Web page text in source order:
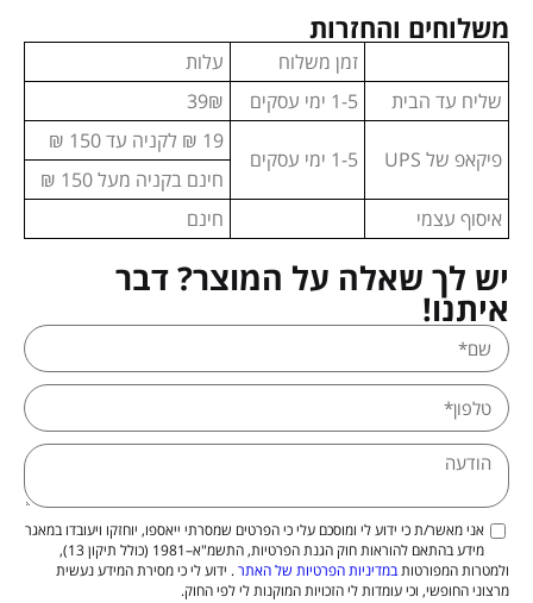
משלוחים והחזרות
זמן משלוח
עלות
שליח עד הבית
1-5 ימי עסקים 39₪
פיקאפ של UPS 1-5 ימי עסקים
19 ₪ לקניה עד 150 ₪
חינם בקניה מעל 150 ₪
איסוף עצמי
חינם
יש לך שאלה על המוצר? דבר
איתנו!
אני מאשר/ת כי ידוע לי ומוסכם עלי כי הפרטים שמסרתי ייאספו, יוחזקו ויעובדו במאגר
מידע בהתאם להוראות חוק הגנת הפרטיות, התשמ"א–1981 (כולל תיקון 13),
ולמטרות המפורטותבמדיניות הפרטיות של האתר. ידוע לי כי מסירת המידע נעשית
מרצוני החופשי, וכי עומדות לי הזכויות המוקנות לי לפי החוק.